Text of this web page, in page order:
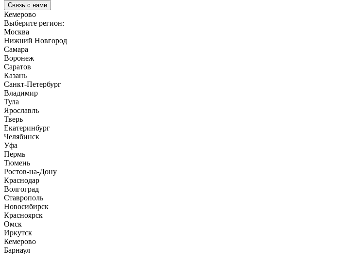
Связь с нами
Кемерово
Выберите регион:
Москва
Нижний Новгород
Самара
Воронеж
Саратов
Казань
Санкт-Петербург
Владимир
Тула
Ярославль
Тверь
Екатеринбург
Челябинск
Уфа
Пермь
Тюмень
Ростов-на-Дону
Краснодар
Волгоград
Ставрополь
Новосибирск
Красноярск
Омск
Иркутск
Кемерово
Барнаул